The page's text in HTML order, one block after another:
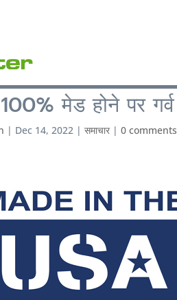
मेड होने पर
| Dec 14, 2022 |समाचार |0 comments